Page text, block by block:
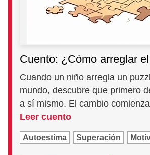
Cuento: ¿Cómo arreglar
Cuando un niño arregla un
mundo, descubre que primero
a sí mismo. El cambio
Leer cuento
Autoestima Superación